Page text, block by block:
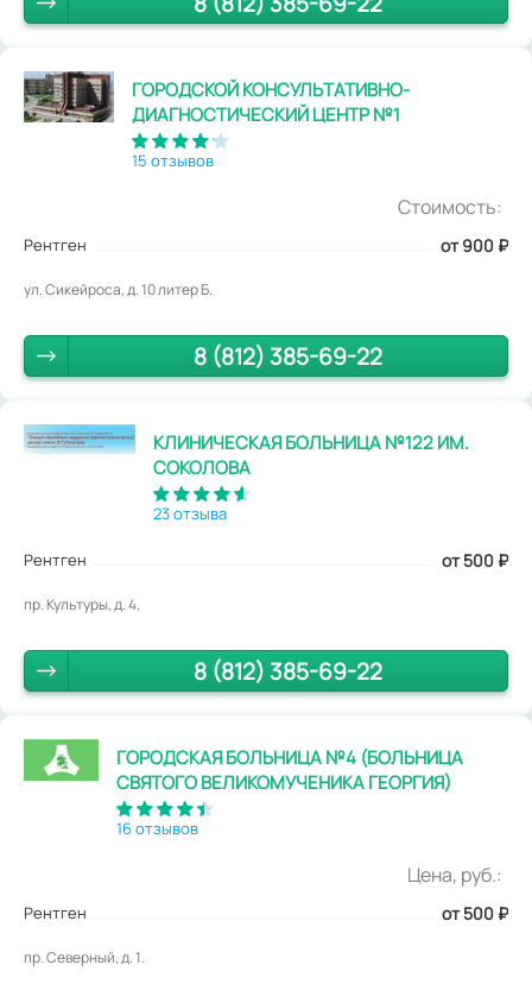
ГОРОДСКОЙ КОНСУЛЬТАТИВНО-
ДИАГНОСТИЧЕСКИЙ ЦЕНТР №1
15 отзывов
Стоимость:
Рентген от 900 ₽
ул. Сикейроса, д. 10 литер Б.
8 (812) 385-69-22
КЛИНИЧЕСКАЯ БОЛЬНИЦА №122 ИМ.
СОКОЛОВА
23 отзыва
Рентген от 500 ₽
пр. Культуры, д. 4.
8 (812) 385-69-22
ГОРОДСКАЯ БОЛЬНИЦА №4 (БОЛЬНИЦА
СВЯТОГО ВЕЛИКОМУЧЕНИКА ГЕОРГИЯ)
16 отзывов
Цена, руб.:
Рентген от 500 ₽
пр. Северный, д. 1.